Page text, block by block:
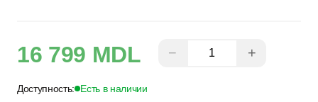
16 799 MDL − +
Доступность: Есть в наличии